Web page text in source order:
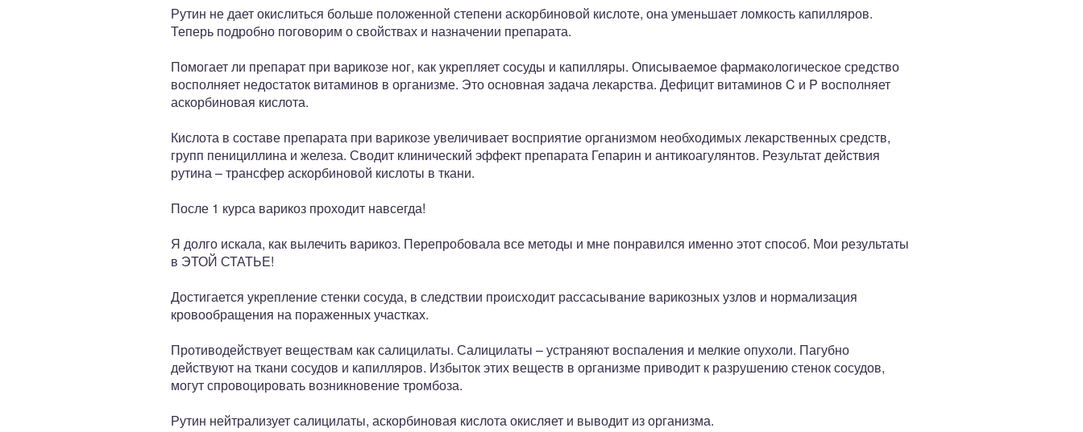
Рутин не дает окислиться больше положенной степени аскорбиновой кислоте, она уменьшает ломкость капилляров.
Теперь подробно поговорим о свойствах и назначении препарата.
Помогает ли препарат при варикозе ног, как укрепляет сосуды и капилляры. Описываемое фармакологическое средство
восполняет недостаток витаминов в организме. Это основная задача лекарства. Дефицит витаминов C и P восполняет
аскорбиновая кислота.
Кислота в составе препарата при варикозе увеличивает восприятие организмом необходимых лекарственных средств,
групп пенициллина и железа. Сводит клинический эффект препарата Гепарин и антикоагулянтов. Результат действия
рутина – трансфер аскорбиновой кислоты в ткани.
После 1 курса варикоз проходит навсегда!
Я долго искала, как вылечить варикоз. Перепробовала все методы и мне понравился именно этот способ. Мои результаты
в ЭТОЙ СТАТЬЕ!
Достигается укрепление стенки сосуда, в следствии происходит рассасывание варикозных узлов и нормализация
кровообращения на пораженных участках.
Противодействует веществам как салицилаты. Салицилаты – устраняют воспаления и мелкие опухоли. Пагубно
действуют на ткани сосудов и капилляров. Избыток этих веществ в организме приводит к разрушению стенок сосудов,
могут спровоцировать возникновение тромбоза.
Рутин нейтрализует салицилаты, аскорбиновая кислота окисляет и выводит из организма.